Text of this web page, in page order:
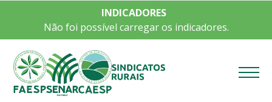
INDICADORES
Não foi possível carregar os indicadores.